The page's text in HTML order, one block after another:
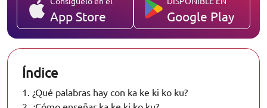
App Store Google Play
Índice
1. ¿Qué palabras hay con ka ke ki ko ku?